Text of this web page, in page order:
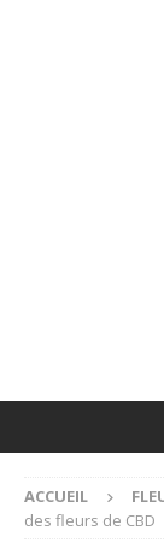
ACCUEIL
des fleurs de CBD